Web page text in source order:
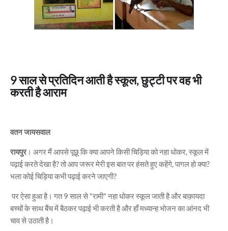
9 साल से प्रतिदिन आती है स्कूल, छुट्टी पर वह भी
करती है आराम
वतन जायसवाल
रायपुर। अगर मैं आपसे पूछू कि क्या आपने किसी चिड़िया को नहा धोकर, स्कूल में
पढ़ाई करते देखा है? तो आप जरूर मेरी इस बात पर हंसते हुए कहेंगे, पागल हो क्या?
भला कोई चिड़िया कभी पढ़ाई करने जाएगी?
पर ऐसा हुआ है। गत 9 साल से "रामी" नहा धोकर स्कूल जाती है और बाक़ायदा
बच्चों के साथ बैंच में बैठकर पढ़ाई भी करती है और हाँ मध्यान्ह भोजन का आंनद भी
चाव से उठाती है।